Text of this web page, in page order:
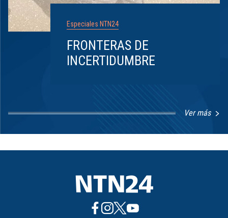
Especiales NTN24
FRONTERAS DE
INCERTIDUMBRE
Ver más
1
8